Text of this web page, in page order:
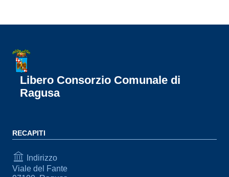
Libero Consorzio Comunale di
Ragusa
RECAPITI
Indirizzo
Viale del Fante